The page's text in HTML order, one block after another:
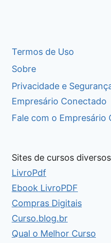
Termos de Uso
Sobre
Privacidade e
Empresário Conectado
Fale com o Empresário
Sites de cursos
LivroPdf
Ebook LivroPDF
Compras Digitais
Curso.blog.br
Qual o Melhor Curso